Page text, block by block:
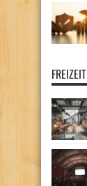
FREIZEIT